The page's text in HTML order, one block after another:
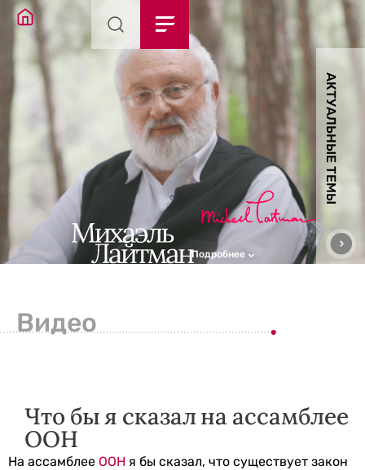
АКТУАЛЬНЫЕ ТЕМЫ
Подробнее
Видео
Что бы я сказал на ассамблее
ООН
На ассамблее ООН я бы сказал, что существует закон